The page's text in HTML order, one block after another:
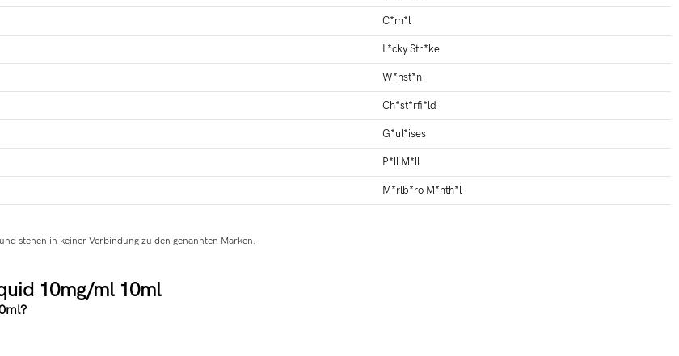
C*m*l
L*cky Str*ke
W*nst*n
Ch*st*rfi*ld
G*ul*ises
P*ll M*ll
M*rlb*ro M*nth*l
stehen in keiner Verbindung zu den genannten Marken.
10mg/ml 10ml